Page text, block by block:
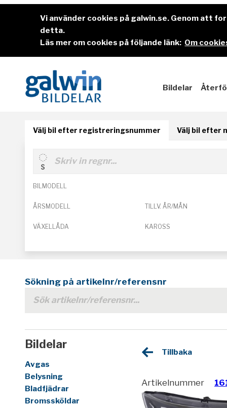
Vi använder cookies på galwin.se. Genom att
detta.
Läs mer om cookies på följande länk: Om
Bildelar
Välj bil efter registreringsnummer Välj bil efter
BILMODELL
ÅRSMODELL TILLV. ÅR/MÅN
VÄXELLÅDA KAROSS
Sökning på artikelnr/referensnr
Bildelar
Avgas
Belysning
Bladfjädrar
Bromssköldar
Tillbaka
Artikelnummer